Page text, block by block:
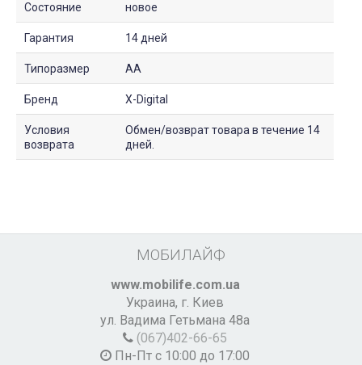
Состояние новое
Гарантия 14 дней
Типоразмер АА
Бренд X-Digital
Условия
возврата
Обмен/возврат товара в течение 14
дней.
МОБИЛАЙФ
www.mobilife.com.ua
Украина, г. Киев
ул. Вадима Гетьмана 48а
(067)402-66-65
Пн-Пт с 10:00 до 17:00